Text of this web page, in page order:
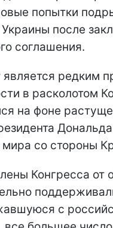
попытки
Украины после
соглашения.
является редким
в расколотом
на фоне
мира со стороны
Конгресса от
с